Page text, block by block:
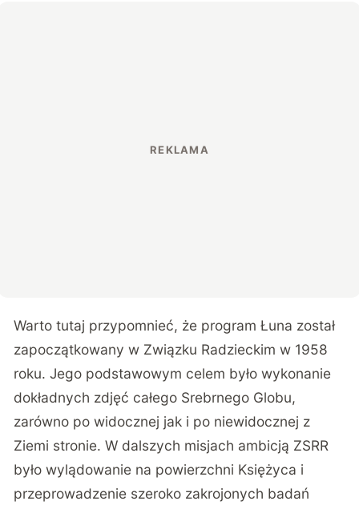
Warto tutaj przypomnieć, że program Łuna został
zapoczątkowany w Związku Radzieckim w 1958
roku. Jego podstawowym celem było wykonanie
dokładnych zdjęć całego Srebrnego Globu,
zarówno po widocznej jak i po niewidocznej z
Ziemi stronie. W dalszych misjach ambicją ZSRR
było wylądowanie na powierzchni Księżyca i
przeprowadzenie szeroko zakrojonych badań